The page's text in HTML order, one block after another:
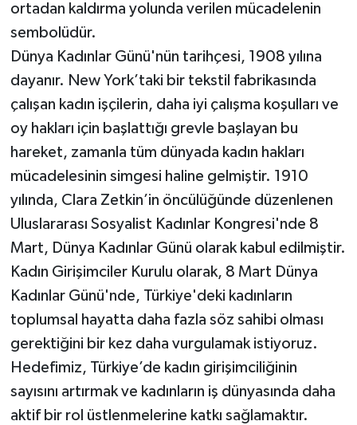
ortadan kaldırma yolunda verilen mücadelenin
sembolüdür.
Dünya Kadınlar Günü'nün tarihçesi, 1908 yılına
dayanır. New York’taki bir tekstil fabrikasında
çalışan kadın işçilerin, daha iyi çalışma koşulları ve
oy hakları için başlattığı grevle başlayan bu
hareket, zamanla tüm dünyada kadın hakları
mücadelesinin simgesi haline gelmiştir. 1910
yılında, Clara Zetkin’in öncülüğünde düzenlenen
Uluslararası Sosyalist Kadınlar Kongresi'nde 8
Mart, Dünya Kadınlar Günü olarak kabul edilmiştir.
Kadın Girişimciler Kurulu olarak, 8 Mart Dünya
Kadınlar Günü'nde, Türkiye'deki kadınların
toplumsal hayatta daha fazla söz sahibi olması
gerektiğini bir kez daha vurgulamak istiyoruz.
Hedefimiz, Türkiye’de kadın girişimciliğinin
sayısını artırmak ve kadınların iş dünyasında daha
aktif bir rol üstlenmelerine katkı sağlamaktır.
Politika
Resmi İlan
Röportaj
Sağlık
SİYASET
Spor
Ulusal
Yaşam